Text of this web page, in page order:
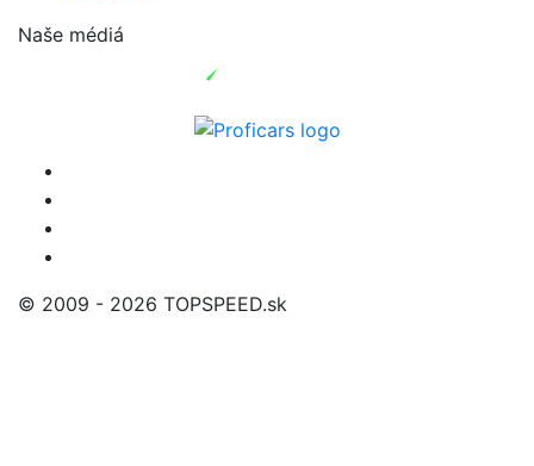
Naše médiá
© 2009 - 2026 TOPSPEED.sk